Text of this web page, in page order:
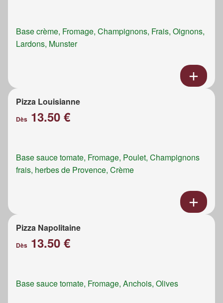
Base crème, Fromage, Champignons, Frais, Oignons,
Lardons, Munster
Pizza Louisianne
Dès 13.50 €
Base sauce tomate, Fromage, Poulet, Champignons
frais, herbes de Provence, Crème
Pizza Napolitaine
Dès 13.50 €
Base sauce tomate, Fromage, Anchois, Olives